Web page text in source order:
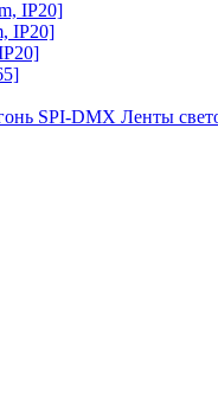
IP20]
IP20]
Ленты